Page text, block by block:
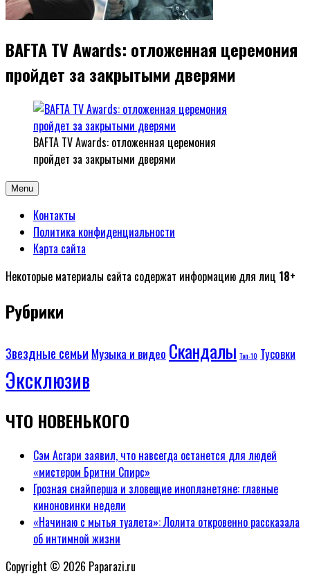
BAFTA TV Awards: отложенная церемония
пройдет за закрытыми дверями
BAFTA TV Awards: отложенная церемония
пройдет за закрытыми дверями
Menu
Контакты
Политика конфиденциальности
Карта сайта
Некоторые материалы сайта содержат информацию для лиц 18+
Рубрики
Звездные семьи Музыка и видео Скандалы Топ-10 Тусовки
Эксклюзив
ЧТО НОВЕНЬКОГО
Сэм Асгари заявил, что навсегда останется для людей
«мистером Бритни Спирс»
Грозная снайперша и зловещие инопланетяне: главные
киноновинки недели
«Начинаю с мытья туалета»: Лолита откровенно рассказала
об интимной жизни
Copyright © 2026 Paparazi.ru